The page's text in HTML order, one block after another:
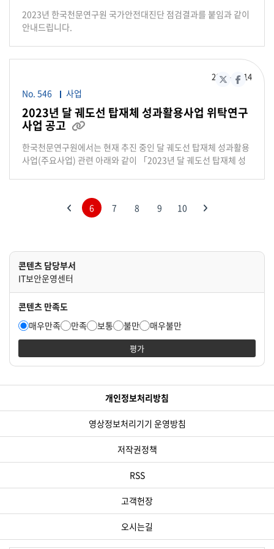
간동안 한 사람이 맨눈으로 관측할 수 있는 유성의 수, 실제로 관측
할 수 있는 것은 이보다 작다.
designated by the Korean government, the applicant
shall submit NDA that signifies compliance with security
requirements of KASI. 2) Distribution of RFP: KASI will
provide RFP by email only to the applicants who made
the NDA with KASI in time / on 22th September, 2023,
10:00 am in Korean local time 3) Bid Closing Date and
Time: 24th October, 2023, 3:00 pm in Korean local time 3.
Point of Contact for Bidding 1) Contractual matters: KASI
Procurement Team, SangYi Lee / 2sang22@kasi.re.kr 2)
Technical matters: KASI Space Science Division, Hyung-
2023년 한국천문연구원 국가안전대진단 점검결과를 붙임과 같이
안내드립니다.
14
2023-07
No. 546 사업
2023년 달 궤도선 탑재체 성과활용사업 위탁연구
사업 공고
한국천문연구원에서는 현재 추진 중인 달 궤도선 탑재체 성과활용
사업(주요사업) 관련 아래와 같이 「2023년 달 궤도선 탑재체 성
사업개요 가. 사업명: 2023년 달 궤도선 탑재체 성과활용사업 위탁
연구사업 나. 공모분야 ○ 다누리 과학탑재체* 1종 이상의 과학
장 측정기(KMAG), KPLO 감마선 분광기(KGRS), 음영지역 카메
라(ShadowCam) 다. 과학연구책임자(Science-PI) 지원 자격
○ 박사학위를 소지한 국내 대학 전임 교원 이상 혹은 비영리 연구
○ 사업기간 : 3(2+1)년 - 1차년도 : 2023년 10월 1일 ~ 2024
년 9월 30일(12개월) - 2차년도 : 2024년 10월 1일 ~ 2025년
9월 30일(12개월) - 3차년도 : 2025년 10월 1일 ~ 2026년 9월
30일(12개월) (3차년도 계속 지원은 2차년도 실적 평가(대면
평가 : 2025년 8월)를 통해 최대 1년 연장 가능(총 3년) ※ 매년
8월 중 실적보고서 제출 ※ 최종보고서 : 종료 과제의 최종 결
선정 위탁과제 수 : 3~4개 과제 ○ 지원금액 : 과제당 연간 1억 원
바. 유의 사항 ○ 기존 수행 중인 과제(한국연구재단, 한국과학창
의재단 등에서 지원받아 수행)와 유사 중복과제 신청 제한(선정 심
사 시 중복과제로 판명되는 경우 탈락처리 예정) 2. 신청 방법 가.
제출방법(이메일) - E-mail: 한국천문연구원 성과관리팀 백인영
선임행정원(042-865-3228, faithfullove81@kasi.re.kr) 나.
제출기한: 2023년 8월 14일(월) 까지 다. 신청서류: 신청 공문, 위
탁연구사업 계획(신청)서 각 1부 라. 사업 관련 문의처: 한국천문
연구원 우주과학본부 우주탐사그룹 최영준 책임연구원
(yjchoi@kasi.re.kr, 042-865-3266) 3. 추진일정 ○ ′23. 8월
14일 : 위탁연구계획서 접수 마감 ○ ′23. 8월 15일 ~ 8월 24일 :
서면 평가 ○ ′23. 8월 25일 ~ 9월 4일 : 발표 평가 ○ ′23. 9월 5
일 ~ 9월 11일 : 선정평가 결과 통지(위탁기관별 개별 통보 예정)
X(구 트위터)
페이스북
이전 6 7 8 9 10 다음
콘텐츠 담당부서
IT보안운영센터
콘텐츠 만족도
매우만족
만족 보통 불만 매우불만
평가
개인정보처리방침
영상정보처리기기 운영방침
저작권정책
RSS
고객헌장
오시는길